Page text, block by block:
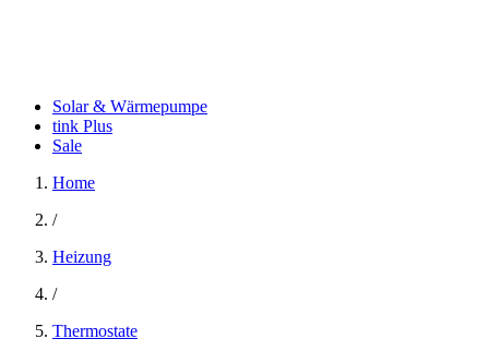
Solar & Wärmepumpe
tink Plus
Sale
Home
/
Heizung
/
Thermostate